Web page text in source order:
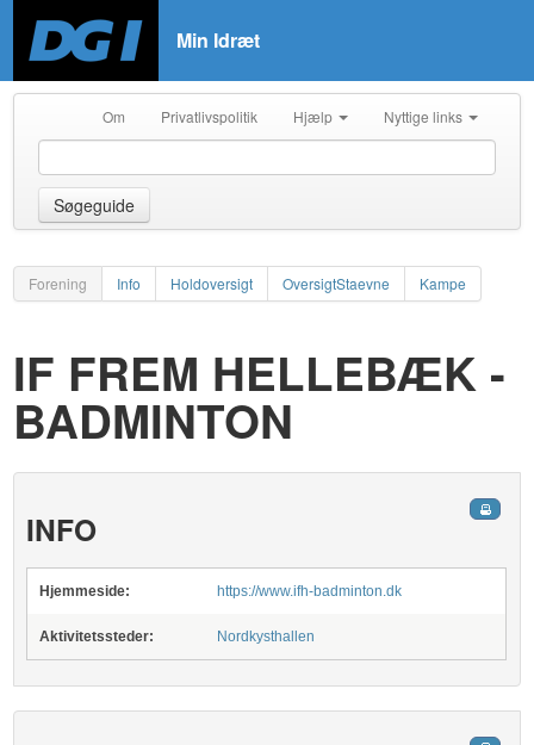
Min Idræt
Om Privatlivspolitik Hjælp Nyttige links
Søgeguide
Forening Info Holdoversigt OversigtStaevne Kampe
IF FREM HELLEBÆK -
BADMINTON
INFO
Hjemmeside: https://www.ifh-badminton.dk
Aktivitetssteder: Nordkysthallen